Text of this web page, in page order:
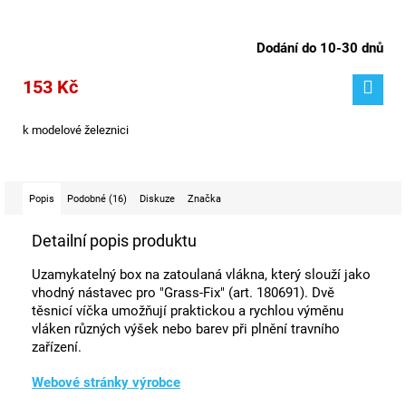
Dodání do 10-30 dnů
153 Kč
k modelové železnici
Popis Podobné (16) Diskuze Značka
Detailní popis produktu
Uzamykatelný box na zatoulaná vlákna, který slouží jako
vhodný nástavec pro "Grass-Fix" (art. 180691). Dvě
těsnicí víčka umožňují praktickou a rychlou výměnu
vláken různých výšek nebo barev při plnění travního
zařízení.
Webové stránky výrobce